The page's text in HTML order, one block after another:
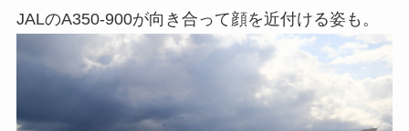
JALのA350-900が向き合って顔を近付ける姿も。